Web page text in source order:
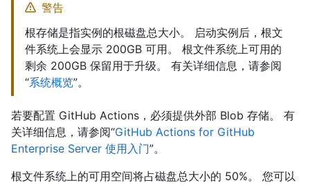
警告
根存储是指实例的根磁盘总大小。 启动实例后，根文
件系统上会显示 200GB 可用。 根文件系统上可用的
剩余 200GB 保留用于升级。 有关详细信息，请参阅
“系统概览”。
若要配置 GitHub Actions，必须提供外部 Blob 存储。 有
关详细信息，请参阅“GitHub Actions for GitHub
Enterprise Server 使用入门”。
根文件系统上的可用空间将占磁盘总大小的 50%。 您可以